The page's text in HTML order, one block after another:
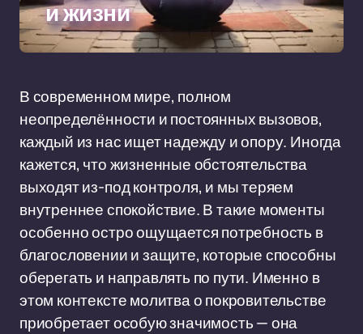
и жизни
В современном мире, полном
неопределённости и постоянных вызовов,
каждый из нас ищет надежду и опору. Иногда
кажется, что жизненные обстоятельства
выходят из-под контроля, и мы теряем
внутреннее спокойствие. В такие моменты
особенно остро ощущается потребность в
благословении и защите, которые способны
оберегать и направлять по пути. Именно в
этом контексте молитва о покровительстве
приобретает особую значимость — она